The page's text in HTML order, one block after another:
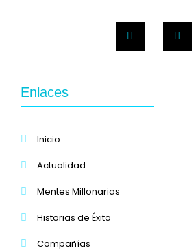
Enlaces
Inicio
Actualidad
Mentes Millonarias
Historias de Éxito
Compañías